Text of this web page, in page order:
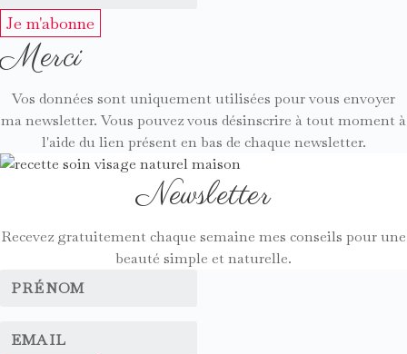
Je m'abonne
Merci
Vos données sont uniquement utilisées pour vous envoyer
ma newsletter. Vous pouvez vous désinscrire à tout moment à
l'aide du lien présent en bas de chaque newsletter.
Newsletter
Recevez gratuitement chaque semaine mes conseils pour une
beauté simple et naturelle.